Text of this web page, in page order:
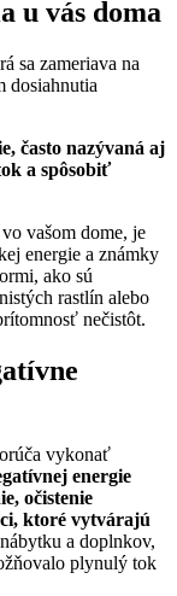
u vás doma
sa zameriava na
dosiahnutia
často nazývaná aj
a spôsobiť
vašom dome, je
energie a známky
ako sú
rastlín alebo
nečistôt.
vykonať
energie
očistenie
ktoré vytvárajú
a doplnkov,
plynulý tok